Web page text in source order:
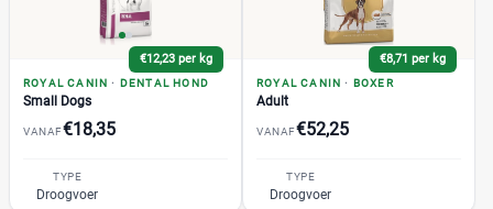
€12,23 per kg
ROYAL CANIN · DENTAL HOND
Small Dogs
VANAF€18,35
TYPE
Droogvoer
€8,71 per kg
ROYAL CANIN · BOXER
Adult
VANAF€52,25
TYPE
Droogvoer